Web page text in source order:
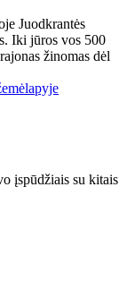
Juodkrantės
Iki jūros vos 500
žinomas dėl
įspūdžiais su kitais